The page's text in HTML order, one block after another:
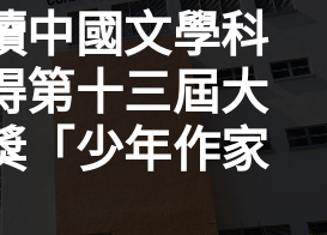
中國文學科
第十三屆大
「少年作家